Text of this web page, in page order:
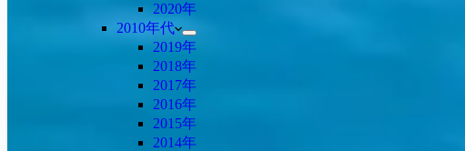
2020年
2010年代
2019年
2018年
2017年
2016年
2015年
2014年